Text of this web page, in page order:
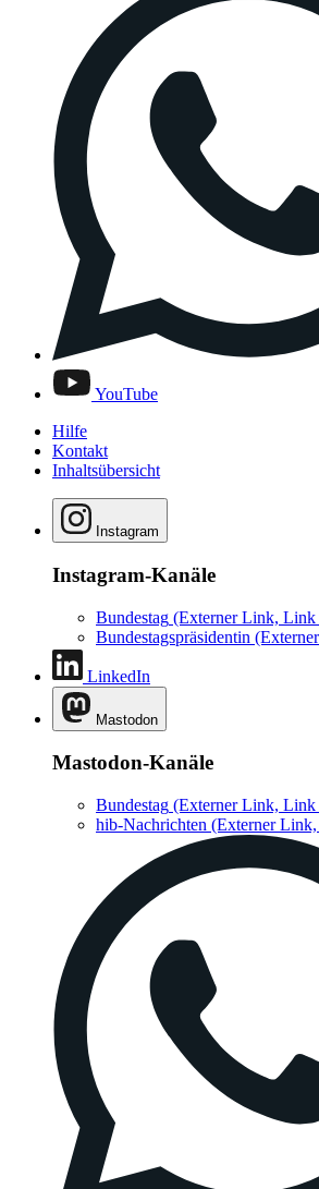
YouTube
Hilfe
Kontakt
Inhaltsübersicht
Instagram
Instagram-Kanäle
Bundestag (Externer Link, Link
Bundestagspräsidentin
LinkedIn
Mastodon
Mastodon-Kanäle
Bundestag (Externer Link, Link
hib-Nachrichten (Externer Link,